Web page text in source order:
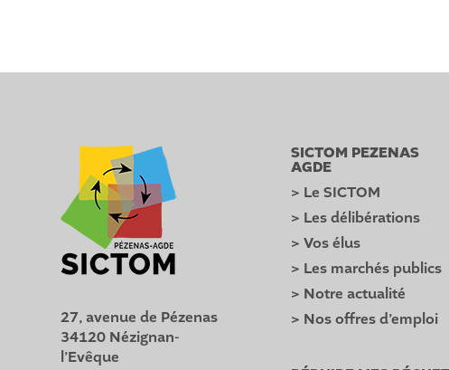
27, avenue de Pézenas
34120 Nézignan-
l’Evêque
SICTOM PEZENAS
AGDE
> Le SICTOM
> Les délibérations
> Vos élus
> Les marchés publics
> Notre actualité
> Nos offres d’emploi